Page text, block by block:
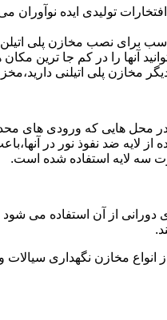
تا حجم 30 هزار لیتر نیز از دیگر
برای نصب مخازن پلی اتیلن
آنها را در کم جا ترین مکان
پلی اتیلنی
محل هایی که ورودی های
از لایه ضد نفوذ نور در
سه لایه استفاده شده است.
انواع مخازن نگهداری